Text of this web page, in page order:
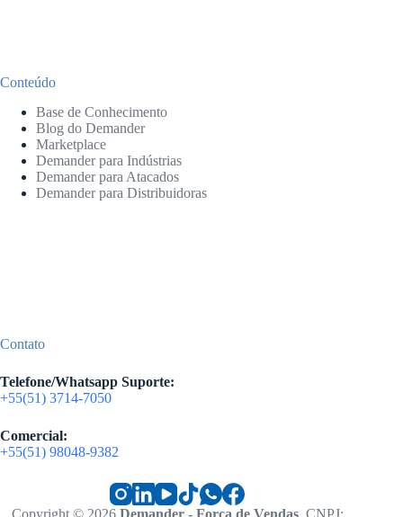
Conteúdo
Base de Conhecimento
Blog do Demander
Marketplace
Demander para Indústrias
Demander para Atacados
Demander para Distribuidoras
Contato
Telefone/Whatsapp Suporte:
+55(51) 3714-7050
Comercial:
+55(51) 98048-9382
Copyright © 2026 Demander - Força de Vendas, CNPJ: